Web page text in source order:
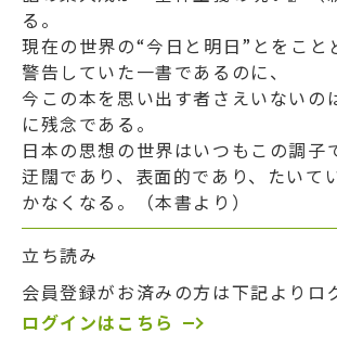
る。
現在の世界の“今日と明日”とをこと
警告していた一書であるのに、
今この本を思い出す者さえいないの
に残念である。
日本の思想の世界はいつもこの調子
迂闊であり、表面的であり、たいて
かなくなる。（本書より）
立ち読み
会員登録がお済みの方は下記よりロ
ログインはこちら